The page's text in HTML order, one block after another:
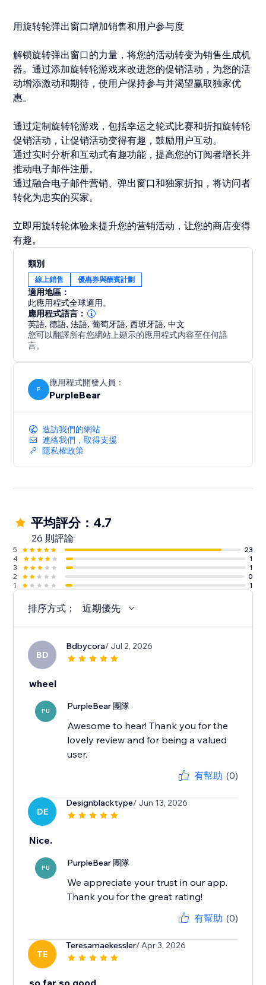
用旋转轮弹出窗口增加销售和用户参与度
解锁旋转弹出窗口的力量，将您的活动转变为销售生成机
器。通过添加旋转轮游戏来改进您的促销活动，为您的活
动增添激动和期待，使用户保持参与并渴望赢取独家优
惠。
通过定制旋转轮游戏，包括幸运之轮式比赛和折扣旋转轮
促销活动，让促销活动变得有趣，鼓励用户互动。
通过实时分析和互动式有趣功能，提高您的订阅者增长并
推动电子邮件注册。
通过融合电子邮件营销、弹出窗口和独家折扣，将访问者
转化为忠实的买家。
立即用旋转轮体验来提升您的营销活动，让您的商店变得
有趣。
類別
線上銷售 優惠券與酬賓計劃
適用地區：
此應用程式全球適用。
應用程式語言：
英語,德語,法語,葡萄牙語,西班牙語,中文
您可以翻譯所有您網站上顯示的應用程式內容至任何語
言。
P
應用程式開發人員：
PurpleBear
造訪我們的網站
連絡我們，取得支援
隱私權政策
平均評分：4.7
26 則評論
5
23
4
1
3
1
2
0
1
1
排序方式： 近期優先
BD
Bdbycora/ Jul 2, 2026
wheel
PU PurpleBear 團隊
Awesome to hear! Thank you for the
lovely review and for being a valued
user.
有幫助 (0)
DE
Designblacktype/ Jun 13, 2026
Nice.
PU PurpleBear 團隊
We appreciate your trust in our app.
Thank you for the great rating!
有幫助 (0)
TE
Teresamaekessler/ Apr 3, 2026